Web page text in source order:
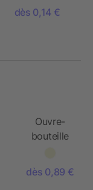
dès 0,14 €
Ouvre-
bouteille
dès 0,89 €